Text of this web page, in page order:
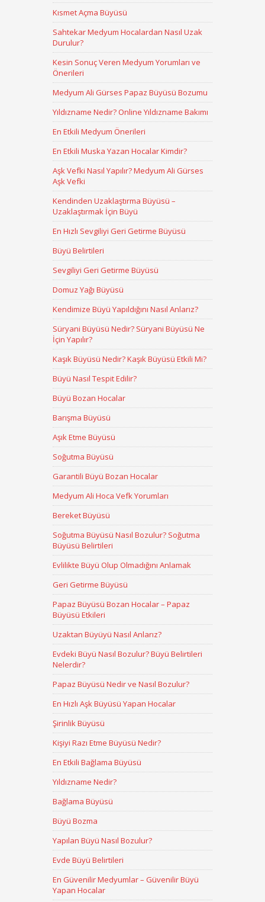
Kısmet Açma Büyüsü
Sahtekar Medyum Hocalardan Nasıl Uzak
Durulur?
Kesin Sonuç Veren Medyum Yorumları ve
Önerileri
Medyum Ali Gürses Papaz Büyüsü Bozumu
Yıldızname Nedir? Online Yıldızname Bakımı
En Etkili Medyum Önerileri
En Etkili Muska Yazan Hocalar Kimdir?
Aşk Vefki Nasıl Yapılır? Medyum Ali Gürses
Aşk Vefki
Kendinden Uzaklaştırma Büyüsü –
Uzaklaştırmak İçin Büyü
En Hızlı Sevgiliyi Geri Getirme Büyüsü
Büyü Belirtileri
Sevgiliyi Geri Getirme Büyüsü
Domuz Yağı Büyüsü
Kendimize Büyü Yapıldığını Nasıl Anlarız?
Süryani Büyüsü Nedir? Süryani Büyüsü Ne
İçin Yapılır?
Kaşık Büyüsü Nedir? Kaşık Büyüsü Etkili Mi?
Büyü Nasıl Tespit Edilir?
Büyü Bozan Hocalar
Barışma Büyüsü
Aşık Etme Büyüsü
Soğutma Büyüsü
Garantili Büyü Bozan Hocalar
Medyum Ali Hoca Vefk Yorumları
Bereket Büyüsü
Soğutma Büyüsü Nasıl Bozulur? Soğutma
Büyüsü Belirtileri
Evlilikte Büyü Olup Olmadığını Anlamak
Geri Getirme Büyüsü
Papaz Büyüsü Bozan Hocalar – Papaz
Büyüsü Etkileri
Uzaktan Büyüyü Nasıl Anlarız?
Evdeki Büyü Nasıl Bozulur? Büyü Belirtileri
Nelerdir?
Papaz Büyüsü Nedir ve Nasıl Bozulur?
En Hızlı Aşk Büyüsü Yapan Hocalar
Şirinlik Büyüsü
Kişiyi Razı Etme Büyüsü Nedir?
En Etkili Bağlama Büyüsü
Yıldızname Nedir?
Bağlama Büyüsü
Büyü Bozma
Yapılan Büyü Nasıl Bozulur?
Evde Büyü Belirtileri
En Güvenilir Medyumlar – Güvenilir Büyü
Yapan Hocalar